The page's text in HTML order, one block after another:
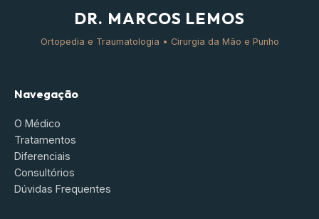
DR. MARCOS LEMOS
Ortopedia e Traumatologia • Cirurgia da Mão e Punho
Navegação
O Médico
Tratamentos
Diferenciais
Consultórios
Dúvidas Frequentes